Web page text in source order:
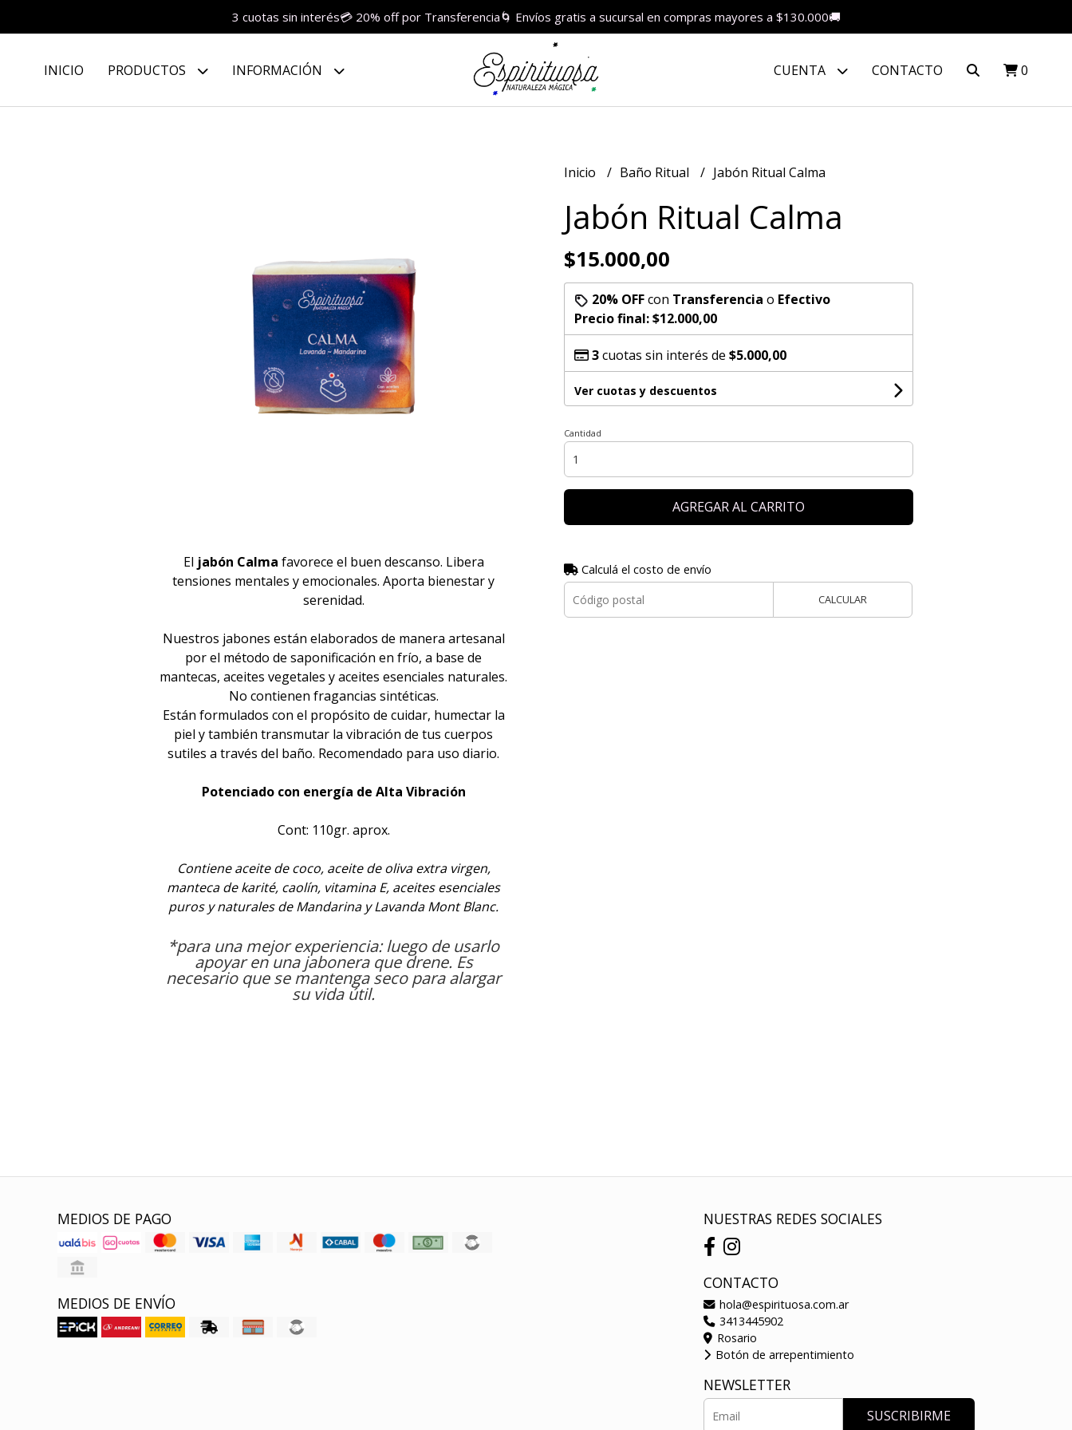
3 cuotas sin interés💳 20% off por Transferencia🌀 Envíos gratis a sucursal en compras mayores a $130.000🚚
INICIO PRODUCTOS INFORMACIÓN CUENTA CONTACTO 0
El jabón Calma favorece el buen descanso. Libera
tensiones mentales y emocionales. Aporta bienestar y
serenidad.
Nuestros jabones están elaborados de manera artesanal
por el método de saponificación en frío, a base de
mantecas, aceites vegetales y aceites esenciales naturales.
No contienen fragancias sintéticas.
Están formulados con el propósito de cuidar, humectar la
piel y también transmutar la vibración de tus cuerpos
sutiles a través del baño. Recomendado para uso diario.
Potenciado con energía de Alta Vibración
Cont: 110gr. aprox.
Contiene aceite de coco, aceite de oliva extra virgen,
manteca de karité, caolín, vitamina E, aceites esenciales
puros y naturales de Mandarina y Lavanda Mont Blanc.
*para una mejor experiencia: luego de usarlo
apoyar en una jabonera que drene. Es
necesario que se mantenga seco para alargar
su vida útil.
Inicio Baño Ritual Jabón Ritual Calma
Jabón Ritual Calma
$15.000,00
20% OFFcon Transferencia o Efectivo
Precio final:$12.000,00
3cuotas sin interés de $5.000,00
Ver cuotas y descuentos
Cantidad
AGREGAR AL CARRITO
Calculá el costo de envío
CALCULAR
MEDIOS DE PAGO
MEDIOS DE ENVÍO
NUESTRAS REDES SOCIALES
CONTACTO
hola@espirituosa.com.ar
3413445902
Rosario
Botón de arrepentimiento
NEWSLETTER
SUSCRIBIRME